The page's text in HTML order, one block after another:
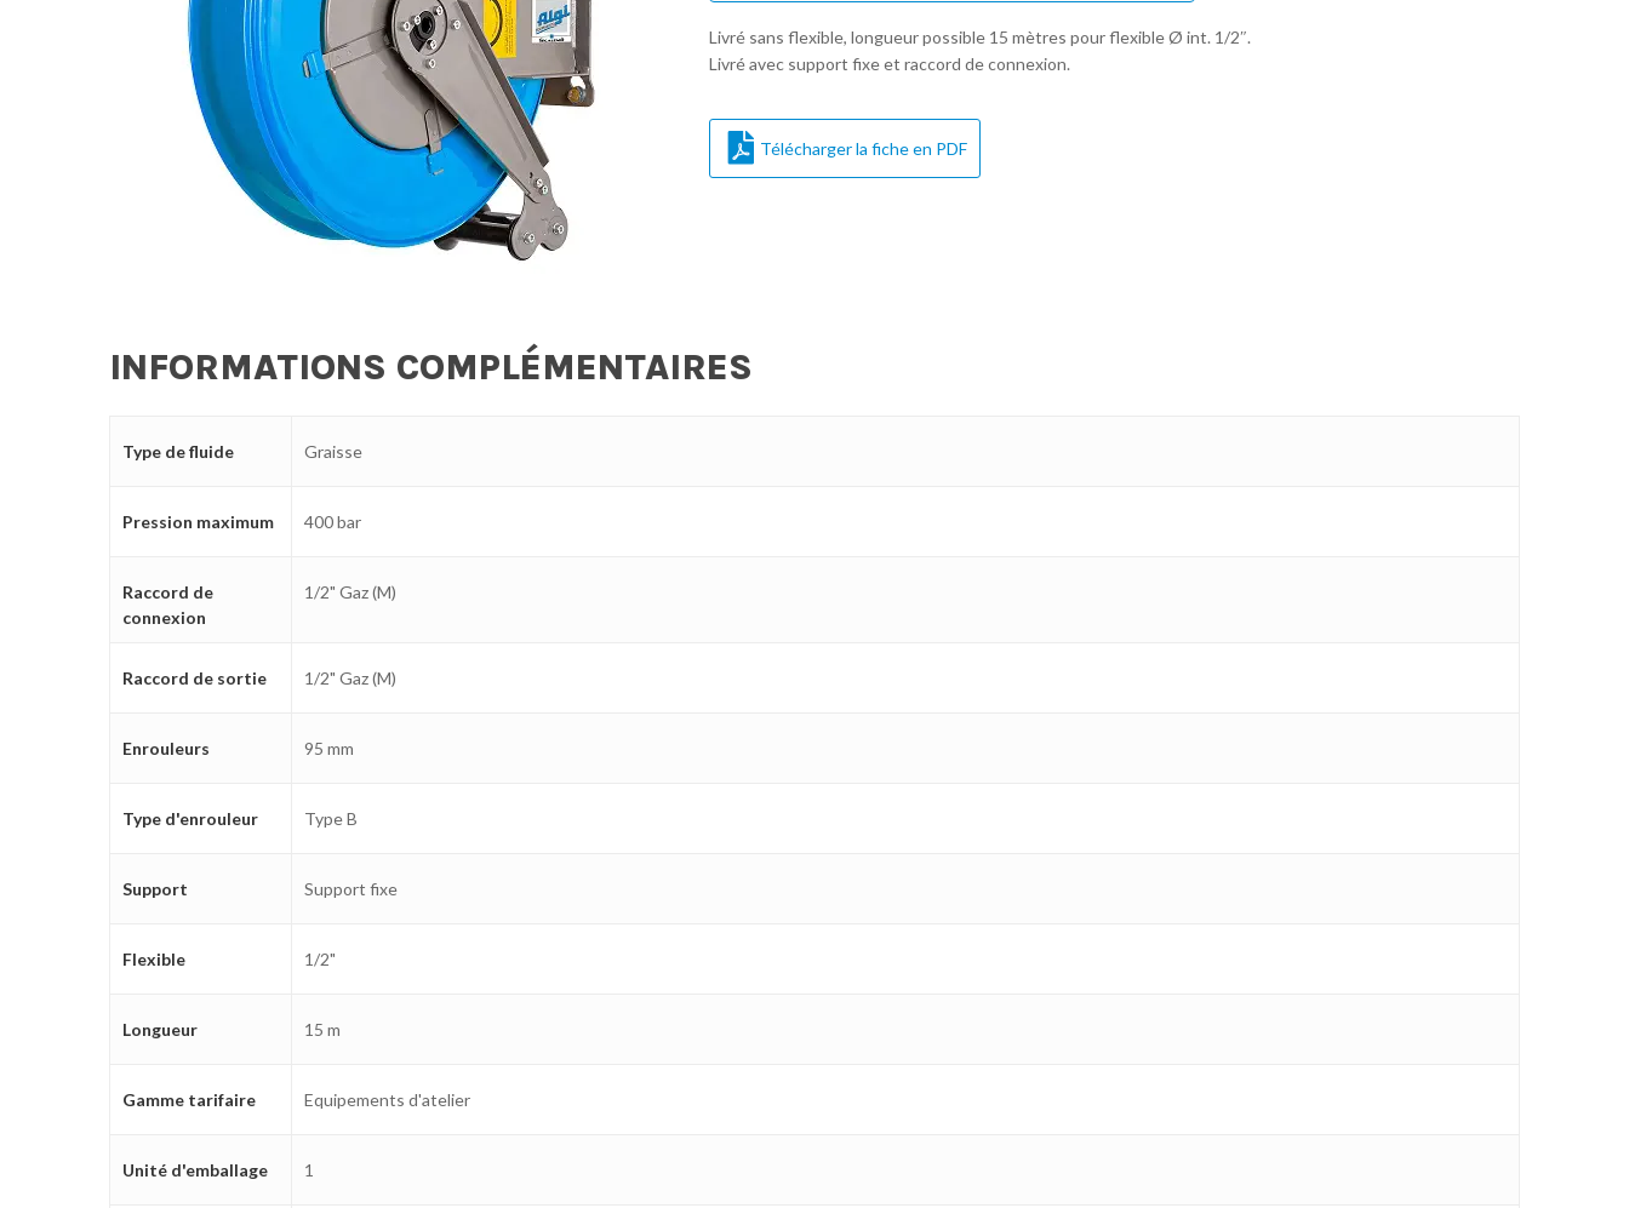
Livré sans flexible, longueur possible 15 mètres pour flexible Ø int. 1/2″.
Livré avec support fixe et raccord de connexion.
Télécharger la fiche en PDF
INFORMATIONS COMPLÉMENTAIRES
Type de fluide Graisse
Pression maximum 400 bar
Raccord de
connexion
1/2" Gaz (M)
Raccord de sortie 1/2" Gaz (M)
Enrouleurs 95 mm
Type d'enrouleur Type B
Support Support fixe
Flexible 1/2"
Longueur 15 m
Gamme tarifaire Equipements d'atelier
Unité d'emballage 1